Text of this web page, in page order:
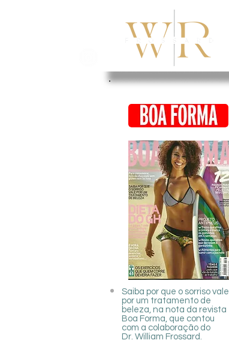
ODONTOLOGIA CONTEMPORÂNEA
Saiba por que o sorriso vale
por um tratamento de
beleza, na nota da revista
Boa Forma, que contou
com a colaboração do
Dr. William Frossard.